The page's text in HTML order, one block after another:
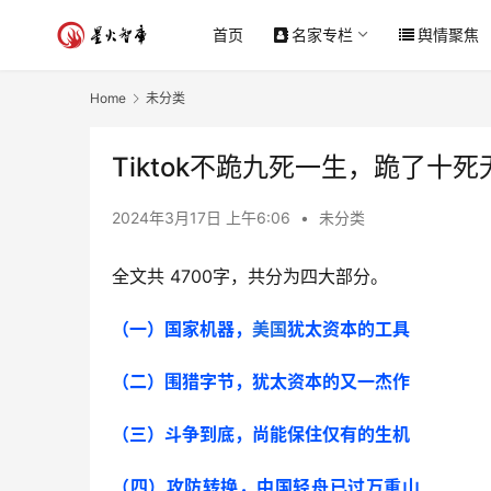
首页 名家专栏 舆情聚焦
Home 未分类
Tiktok不跪九死一生，跪了十死
2024年3月17日 上午6:06 • 未分类
全文共 4700字，共分为四大部分。
（一）国家机器， 美国犹太资本的工具
（二）围猎字节，犹太资本的又一杰作
（三）斗争到底，尚能保住仅有的生机